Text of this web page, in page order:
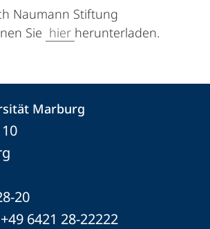
Naumann Stiftung
Sie hier herunterladen.
Marburg
20
6421 28-22222